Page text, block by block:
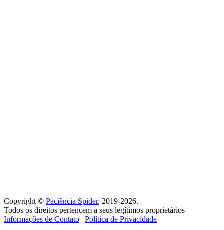
Copyright © Paciência Spider, 2019-2026.
Todos os direitos pertencem a seus legítimos proprietários
Informações de Contato
Política de Privacidade